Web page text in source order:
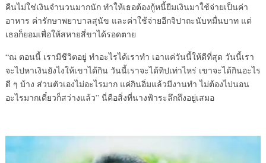
คืนไม่ใช่เงินจำนวนมากนัก ทำให้เธอต้องกู้หนี้ยืมเงินมาใช้จ่ายเป็นค่า
อาหาร ค่ารักษาพยาบาลสุนัข และค่าใช้จ่ายอีกจิปาถะนับหมื่นบาท แต่
เธอก็ยอมเพื่อให้สหายสี่ขาได้รอดตาย
“ณ ตอนนี้ เรามีชีวิตอยู่ ทำอะไรได้เราทำ เอาแค่วันนี้ให้ดีที่สุด วันนี้เรา
จะไปหาเงินยังไงให้เขาได้กิน วันนี้เราจะได้ทิปเท่าไหร่ เขาจะได้กินอะไร
ดี ๆ บ้าง ส่วนตัวเองไม่อะไรมาก แค่กินอิ่มแล้วมีงานทำ ไม่ต้องไปนอน
อะไรมากเดี๋ยวก็สว่างแล้ว” นี่คือสิ่งที่นางฟ้าระลึกถึงอยู่เสมอ